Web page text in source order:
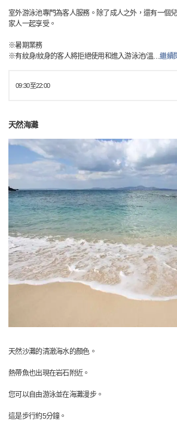
室外游泳池專門為客人服務。除了成人之外，還有一個
家人一起享受。
※暑期業務
※有紋身/紋身的客人將拒絕使用和進入游泳池/溫…繼續
09:30至22:00
天然海灘
天然沙灘的清澈海水的顏色。
熱帶魚也出現在岩石附近。
您可以自由游泳並在海灘漫步。
這是步行約5分鐘。